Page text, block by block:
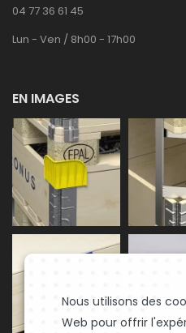
04 77 36 61 45
Lun - Ven / 8h00 - 17h00
EN IMAGES
Nous utilisons des
Web pour offrir